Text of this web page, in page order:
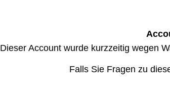
Dieser Account wurde kurzzeitig wegen
Falls Sie Fragen zu